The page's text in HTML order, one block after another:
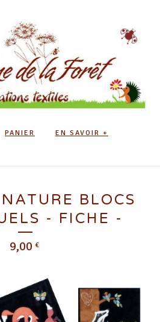
PANIER EN SAVOIR +
BLOCS
- FICHE -
9,00 €